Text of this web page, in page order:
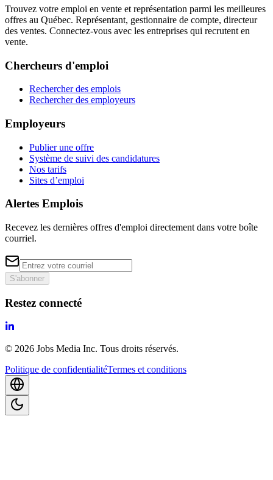
Trouvez votre emploi en vente et représentation parmi les meilleures
offres au Québec. Représentant, gestionnaire de compte, directeur
des ventes. Connectez-vous avec les entreprises qui recrutent en
vente.
Chercheurs d'emploi
Rechercher des emplois
Rechercher des employeurs
Employeurs
Publier une offre
Système de suivi des candidatures
Nos tarifs
Sites d’emploi
Alertes Emplois
Recevez les dernières offres d'emploi directement dans votre boîte
courriel.
S'abonner
Restez connecté
© 2026 Jobs Media Inc. Tous droits réservés.
Politique de confidentialitéTermes et conditions